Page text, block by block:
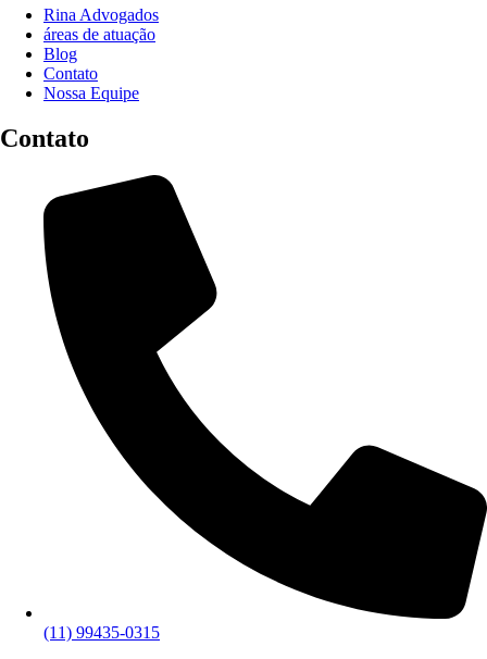
Rina Advogados
áreas de atuação
Blog
Contato
Nossa Equipe
Contato
(11) 99435-0315